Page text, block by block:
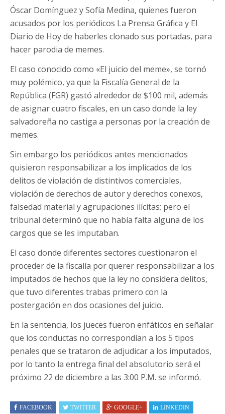
Óscar Domínguez y Sofía Medina, quienes fueron
acusados por los periódicos La Prensa Gráfica y El
Diario de Hoy de haberles clonado sus portadas, para
hacer parodia de memes.
El caso conocido como «El juicio del meme», se tornó
muy polémico, ya que la Fiscalía General de la
República (FGR) gastó alrededor de $100 mil, además
de asignar cuatro fiscales, en un caso donde la ley
salvadoreña no castiga a personas por la creación de
memes.
Sin embargo los periódicos antes mencionados
quisieron responsabilizar a los implicados de los
delitos de violación de distintivos comerciales,
violación de derechos de autor y derechos conexos,
falsedad material y agrupaciones ilícitas; pero el
tribunal determinó que no había falta alguna de los
cargos que se les imputaban.
El caso donde diferentes sectores cuestionaron el
proceder de la fiscalía por querer responsabilizar a los
imputados de hechos que la ley no considera delitos,
que tuvo diferentes trabas primero con la
postergación en dos ocasiones del juicio.
En la sentencia, los jueces fueron enfáticos en señalar
que los conductas no correspondían a los 5 tipos
penales que se trataron de adjudicar a los imputados,
por lo tanto la entrega final del absolutorio será el
próximo 22 de diciembre a las 3:00 P.M. se informó.
FACEBOOK TWITTER GOOGLE+ LINKEDIN